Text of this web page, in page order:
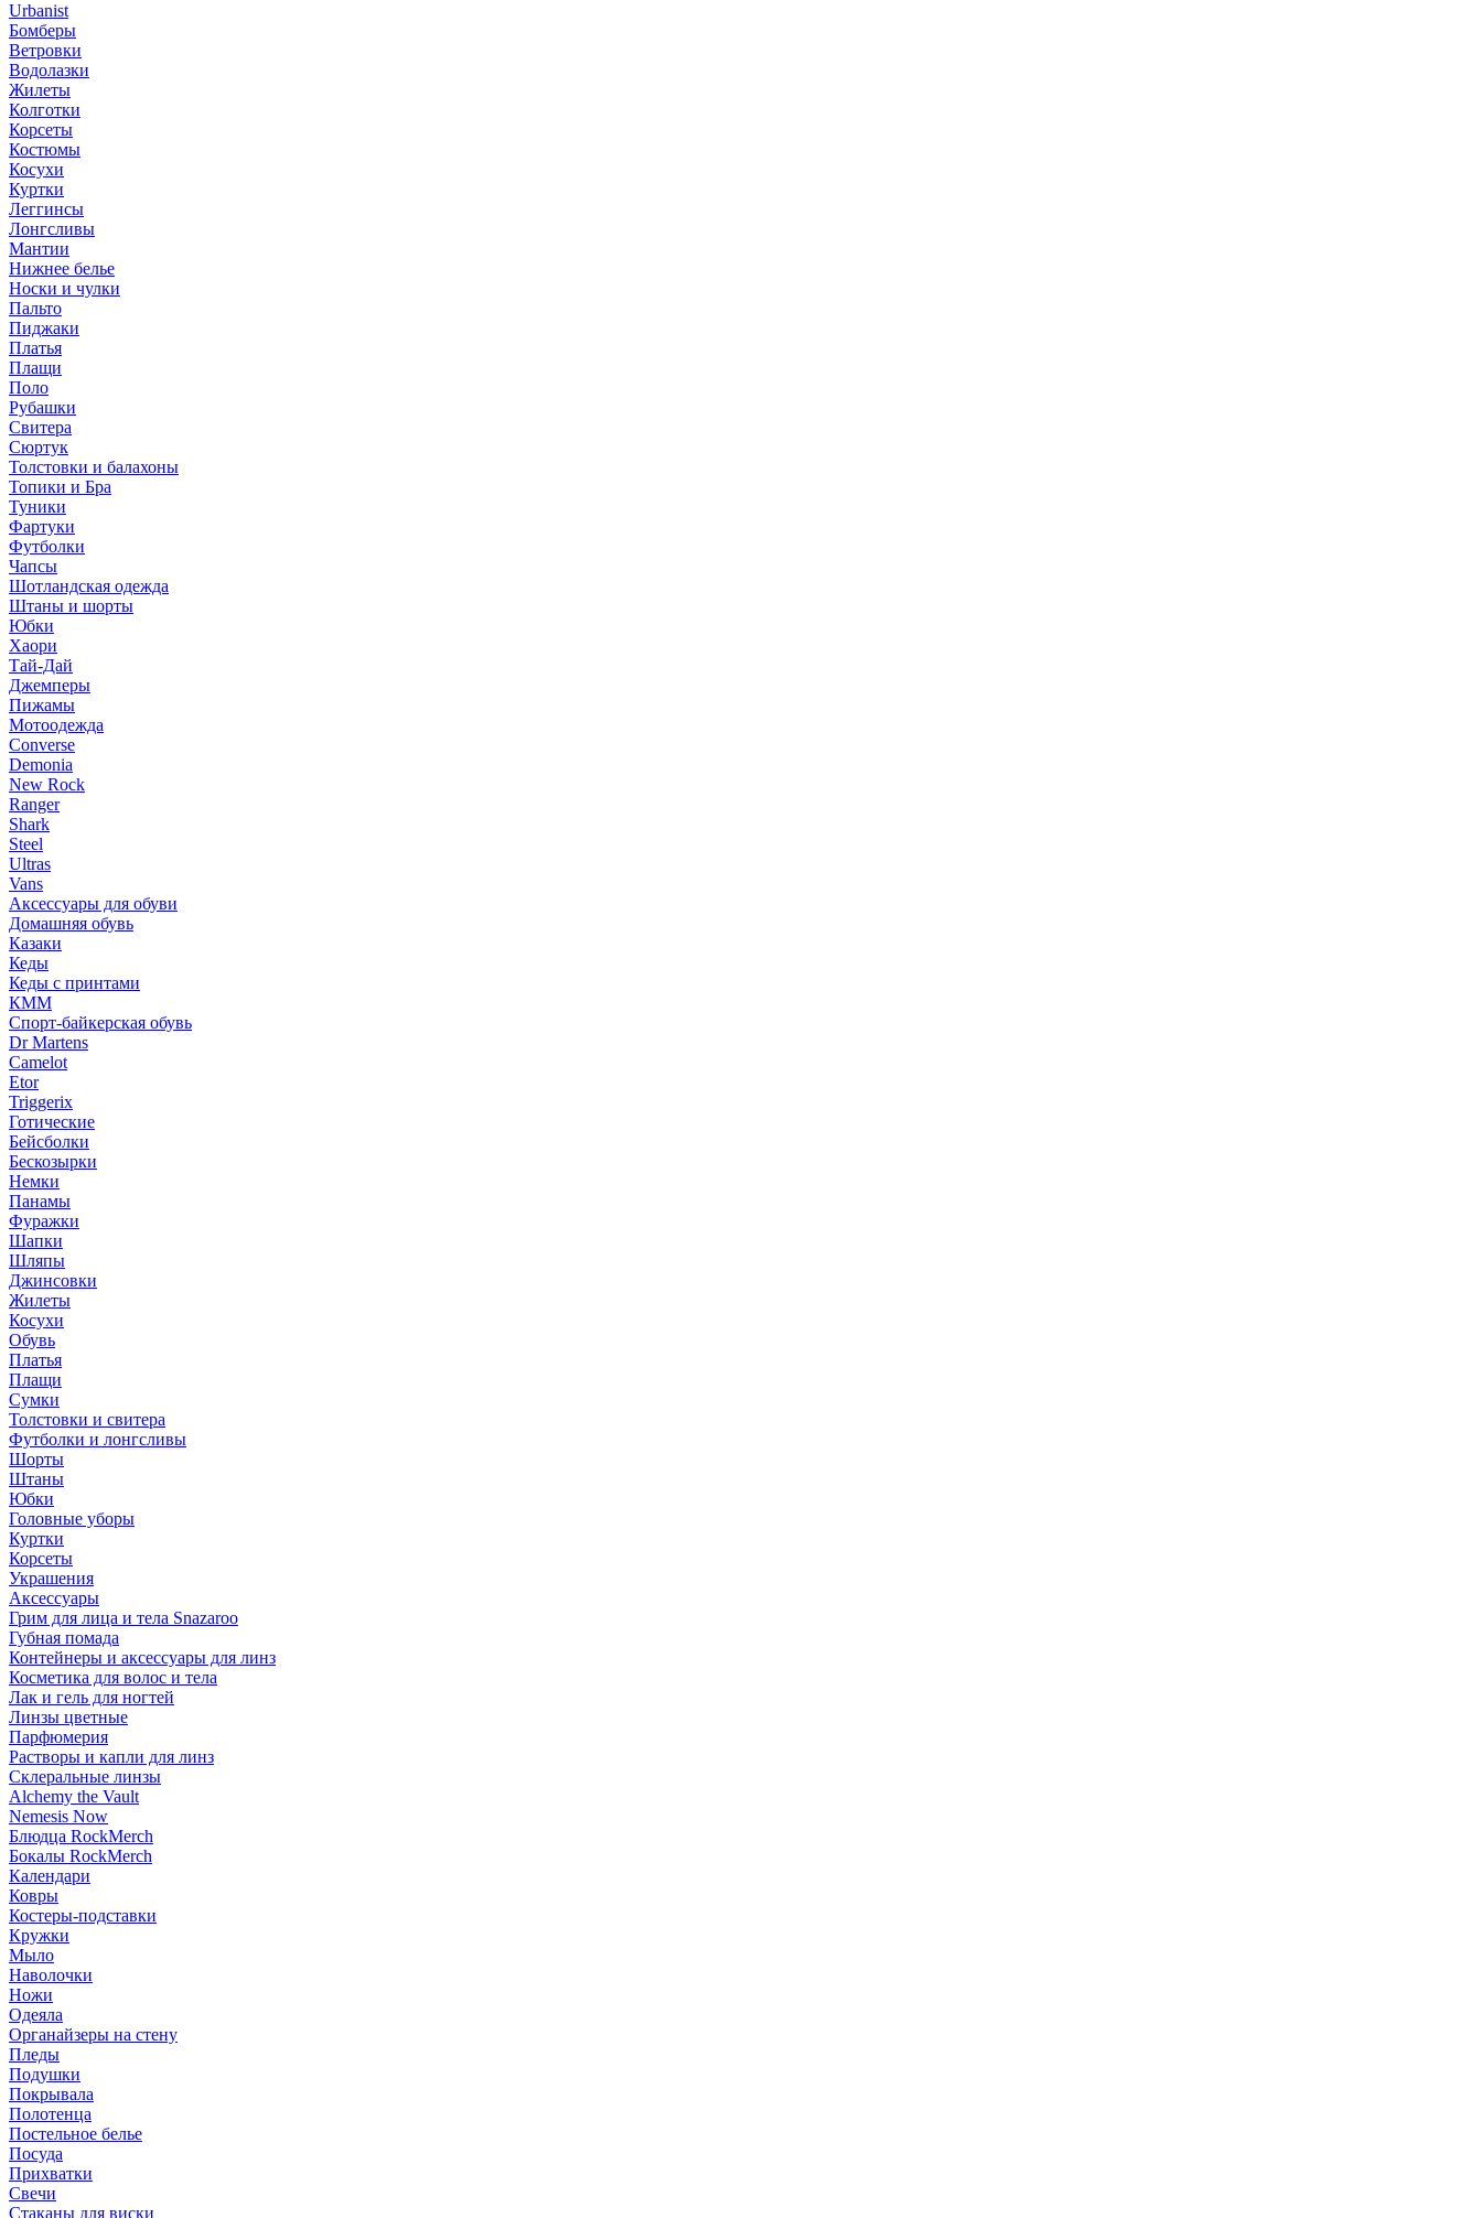
Urbanist
Бомберы
Ветровки
Водолазки
Жилеты
Колготки
Корсеты
Костюмы
Косухи
Куртки
Леггинсы
Лонгсливы
Мантии
Нижнее белье
Носки и чулки
Пальто
Пиджаки
Платья
Плащи
Поло
Рубашки
Свитера
Сюртук
Толстовки и балахоны
Топики и Бра
Туники
Фартуки
Футболки
Чапсы
Шотландская одежда
Штаны и шорты
Юбки
Хаори
Тай-Дай
Джемперы
Пижамы
Мотоодежда
Converse
Demonia
New Rock
Ranger
Shark
Steel
Ultras
Vans
Аксессуары для обуви
Домашняя обувь
Казаки
Кеды
Кеды с принтами
КММ
Спорт-байкерская обувь
Dr Martens
Camelot
Etor
Triggerix
Готические
Бейсболки
Бескозырки
Немки
Панамы
Фуражки
Шапки
Шляпы
Джинсовки
Жилеты
Косухи
Обувь
Платья
Плащи
Сумки
Толстовки и свитера
Футболки и лонгсливы
Шорты
Штаны
Юбки
Головные уборы
Куртки
Корсеты
Украшения
Аксессуары
Грим для лица и тела Snazaroo
Губная помада
Контейнеры и аксессуары для линз
Косметика для волос и тела
Лак и гель для ногтей
Линзы цветные
Парфюмерия
Растворы и капли для линз
Склеральные линзы
Alchemy the Vault
Nemesis Now
Блюдца RockMerch
Бокалы RockMerch
Календари
Ковры
Костеры-подставки
Кружки
Мыло
Наволочки
Ножи
Одеяла
Органайзеры на стену
Пледы
Подушки
Покрывала
Полотенца
Постельное белье
Посуда
Прихватки
Свечи
Стаканы для виски